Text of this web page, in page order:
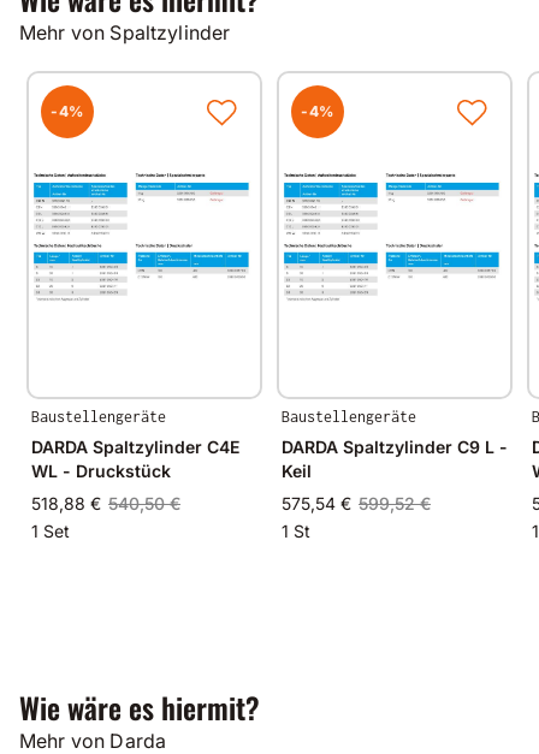
Mehr von Spaltzylinder
-4%
Baustellengeräte
DARDA Spaltzylinder C4E
WL - Druckstück
518,88 € 540,50 €
1 Set
-4%
Baustellengeräte
DARDA Spaltzylinder C9 L -
Keil
575,54 € 599,52 €
1 St
Wie wäre es hiermit?
Mehr von Darda